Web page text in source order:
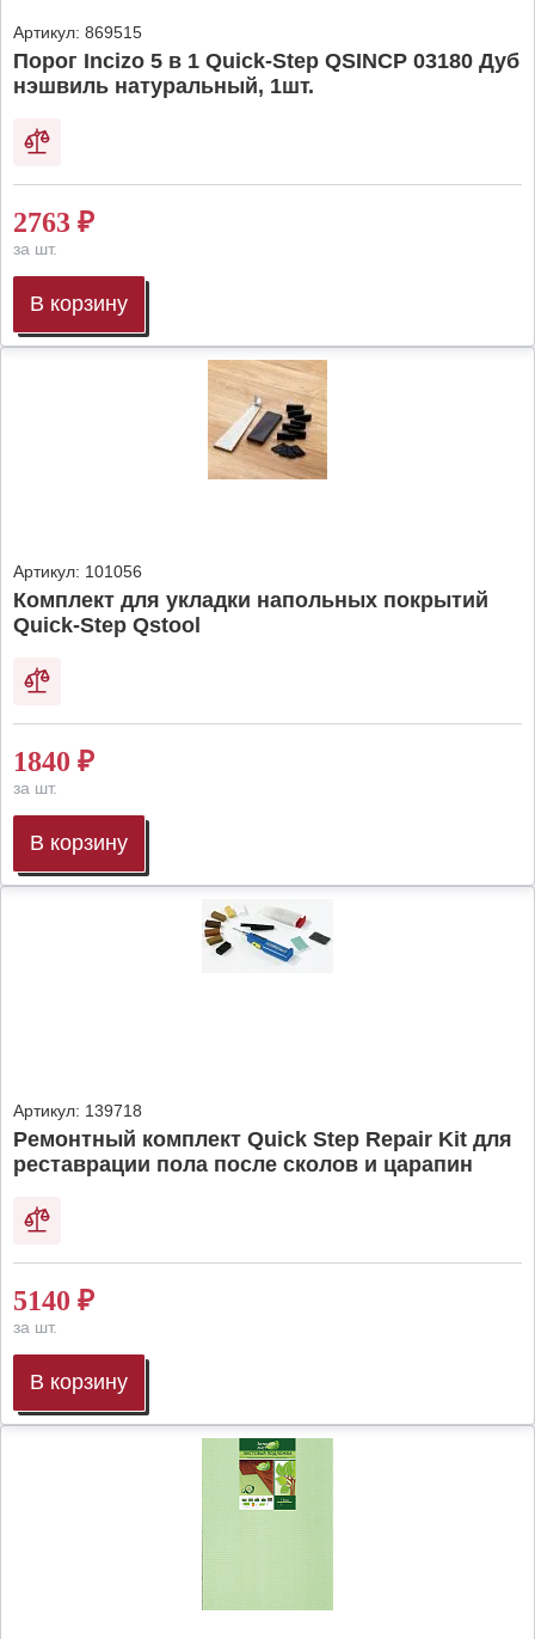
Артикул: 869515
Порог Incizo 5 в 1 Quick-Step QSINCP 03180 Дуб
нэшвиль натуральный, 1шт.
2763 ₽
за шт.
В корзину
Артикул: 101056
Комплект для укладки напольных покрытий
Quick-Step Qstool
1840 ₽
за шт.
В корзину
Артикул: 139718
Ремонтный комплект Quick Step Repair Kit для
реставрации пола после сколов и царапин
5140 ₽
за шт.
В корзину